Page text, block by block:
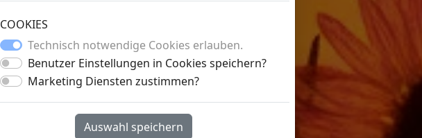
COOKIES
Technisch notwendige Cookies erlauben.
Benutzer Einstellungen in Cookies speichern?
Marketing Diensten zustimmen?
Auswahl speichern